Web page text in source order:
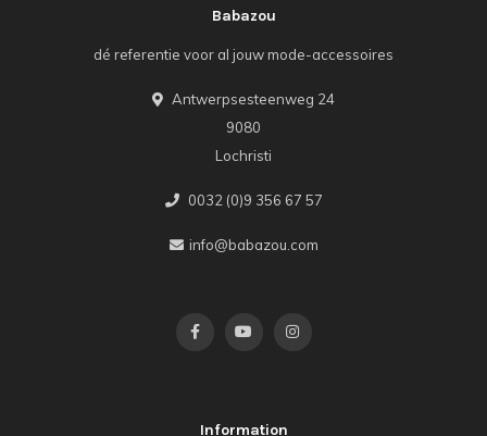
Babazou
dé referentie voor al jouw mode-accessoires
Antwerpsesteenweg 24
9080
Lochristi
0032 (0)9 356 67 57
info@babazou.com
Information